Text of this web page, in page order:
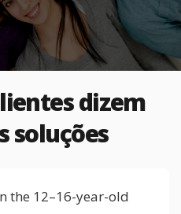
dizem
soluções
the 12–16-year-old